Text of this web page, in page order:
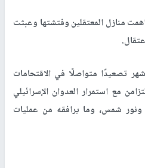
منازل المعتقلين وفتشتها وعبثت
تصعيدًا متواصلًا في الاقتحامات
مع استمرار العدوان الإسرائيلي
شمس، وما يرافقه من عمليات